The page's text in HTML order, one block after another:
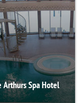
Spa Hotel